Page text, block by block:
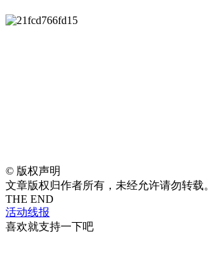
© 版权声明
文章版权归作者所有，未经允许请勿转载。
THE END
活动线报
喜欢就支持一下吧